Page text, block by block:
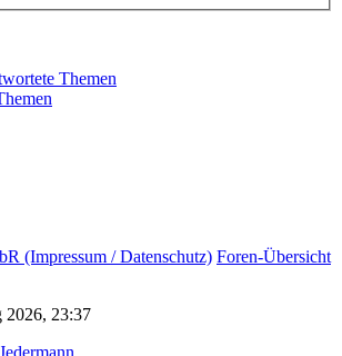
Themen
(Impressum / Datenschutz) Foren-Übersicht
23:37